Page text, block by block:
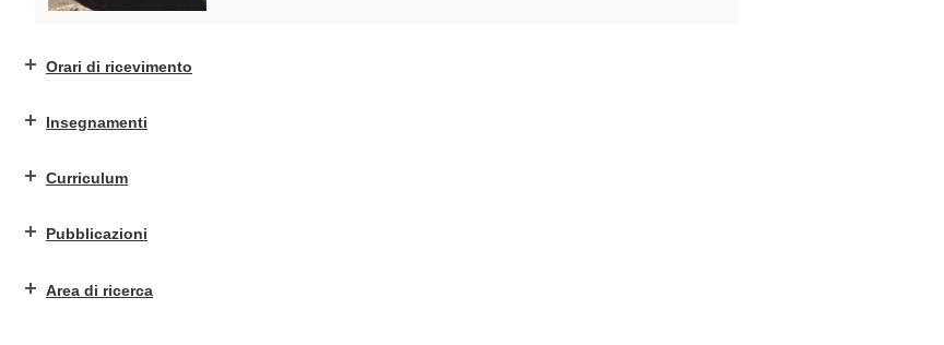
Orari di ricevimento
Insegnamenti
Curriculum
Pubblicazioni
Area di ricerca